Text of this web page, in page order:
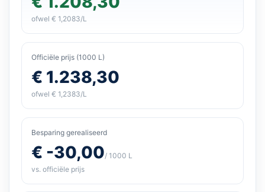
ofwel € 1,2083/L
Officiële prijs (1000 L)
€ 1.238,30
ofwel € 1,2383/L
Besparing gerealiseerd
€ -30,00/ 1000 L
vs. officiële prijs